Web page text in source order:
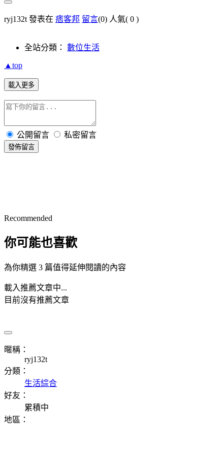
ryj132t 發表在 痞客邦 留言(0) 人氣( 0 )
全站分類： 數位生活
▲top
載入更多
公開留言 私密留言
發佈留言
Recommended
你可能也喜歡
為你精選 3 篇值得延伸閱讀的內容
載入推薦文章中...
目前沒有推薦文章
暱稱：
ryj132t
分類：
生活綜合
好友：
累積中
地區：